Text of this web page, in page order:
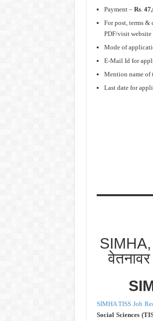
Payment –Rs.
For post, terms
PDF/visit website
Mode of
E-Mail Id for
Mention name of
Last date for
SIMHA TISS Job
Social Sciences